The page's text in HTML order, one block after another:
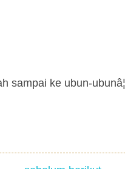
sampai ke ubun-ubunâ¦